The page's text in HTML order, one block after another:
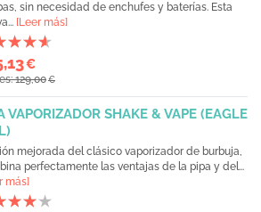
sin necesidad de enchufes y baterías. Esta
[Leer más]
€
129,00€
VAPORIZADOR SHAKE & VAPE (EAGLE
mejorada del clásico vaporizador de burbuja,
perfectamente las ventajas de la pipa y del...
más]